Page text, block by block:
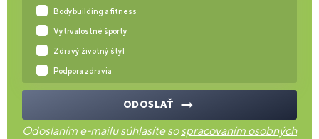
Bodybuilding a fitness
Vytrvalostné športy
Zdravý životný štýl
Podpora zdravia
ODOSLAŤ
Odoslaním e-mailu súhlasíte sospracovaním osobných